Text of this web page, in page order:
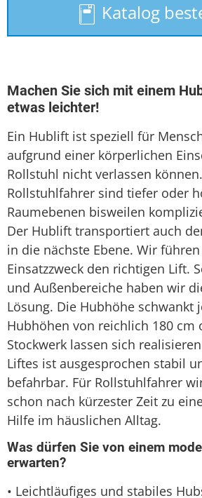
Seniorenlift
Treppenaufzug
Treppenlift
Treppenlift mieten
Katalog
Machen Sie sich mit einem
etwas leichter!
Ein Hublift ist speziell für
aufgrund einer körperlichen
Rollstuhl nicht verlassen
Rollstuhlfahrer sind tiefer oder
Raumebenen bisweilen
Der Hublift transportiert auch
in die nächste Ebene. Wir
Einsatzzweck den richtigen Lift.
und Außenbereiche haben wir
Lösung. Die Hubhöhe schwankt
Hubhöhen von reichlich 180 cm
Stockwerk lassen sich
Liftes ist ausgesprochen stabil
befahrbar. Für Rollstuhlfahrer
schon nach kürzester Zeit zu
Hilfe im häuslichen Alltag.
Was dürfen Sie von einem
erwarten?
• Leichtläufiges und stabiles